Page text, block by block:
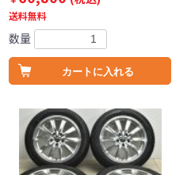
送料無料
数量
カートに入れる